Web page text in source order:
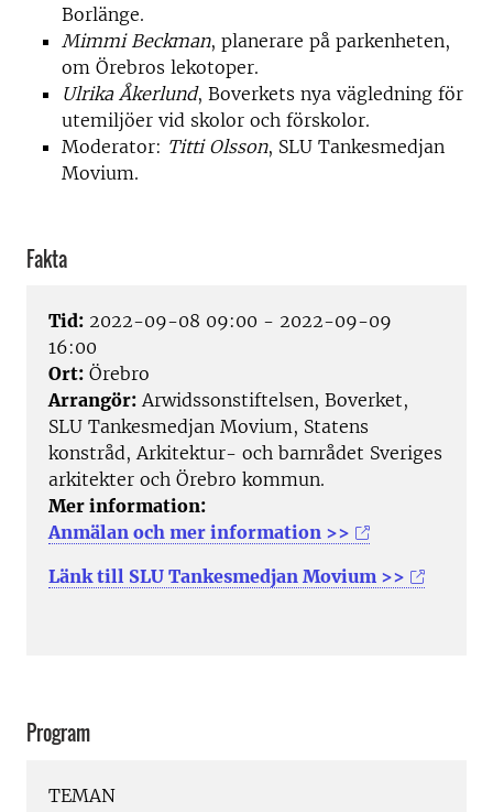
Borlänge.
Mimmi Beckman, planerare på parkenheten,
om Örebros lekotoper.
Ulrika Åkerlund, Boverkets nya vägledning för
utemiljöer vid skolor och förskolor.
Moderator: Titti Olsson, SLU Tankesmedjan
Movium.
Fakta
Tid: 2022-09-08 09:00 - 2022-09-09
16:00
Ort: Örebro
Arrangör: Arwidssonstiftelsen, Boverket,
SLU Tankesmedjan Movium, Statens
konstråd, Arkitektur- och barnrådet Sveriges
arkitekter och Örebro kommun.
Mer information:
Anmälan och mer information >>
Länk till SLU Tankesmedjan Movium >>
Program
TEMAN